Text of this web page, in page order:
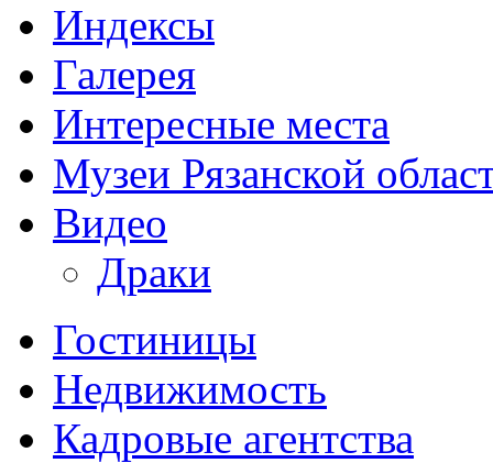
Индексы
Галерея
Интересные места
Музеи Рязанской
Видео
Драки
Гостиницы
Недвижимость
Кадровые агентства